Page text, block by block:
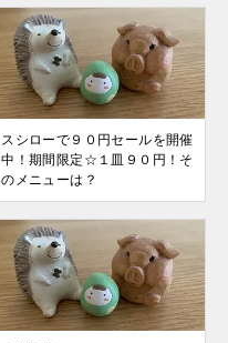
スシローで９０円セールを開催
中！期間限定☆１皿９０円！そ
のメニューは？